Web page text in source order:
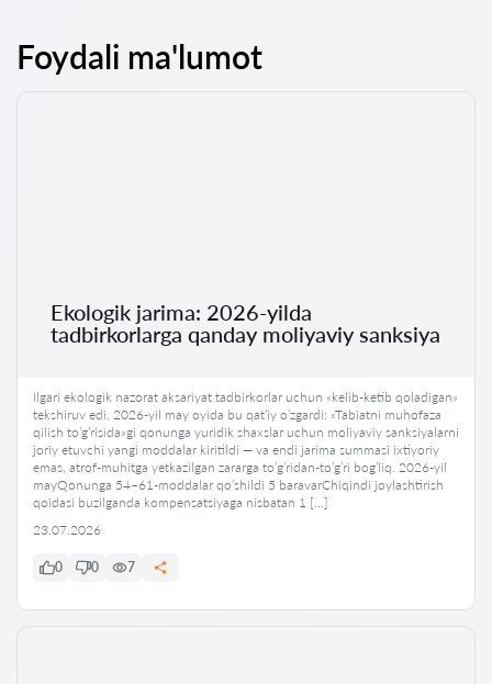
Foydali ma'lumot
Ekologik jarima: 2026-yilda
tadbirkorlarga qanday moliyaviy sanksiya
Ilgari ekologik nazorat aksariyat tadbirkorlar uchun «kelib-ketib qoladigan»
tekshiruv edi. 2026-yil may oyida bu qat’iy o’zgardi: «Tabiatni muhofaza
qilish to’g’risida»gi qonunga yuridik shaxslar uchun moliyaviy sanksiyalarni
joriy etuvchi yangi moddalar kiritildi — va endi jarima summasi ixtiyoriy
emas, atrof-muhitga yetkazilgan zararga to’g’ridan-to’g’ri bog’liq. 2026-yil
mayQonunga 54–61-moddalar qo’shildi 5 baravarChiqindi joylashtirish
qoidasi buzilganda kompensatsiyaga nisbatan 1 […]
23.07.2026
0 0 7